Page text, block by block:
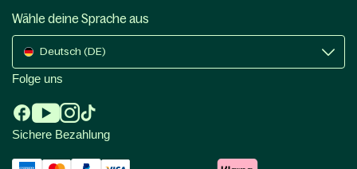
Wähle deine Sprache aus
Deutsch (DE)
Folge uns
Sichere Bezahlung